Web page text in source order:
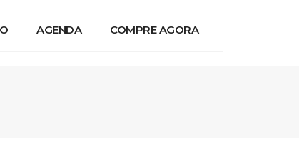
AGENDA COMPRE AGORA